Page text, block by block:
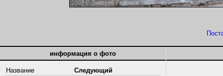
информация о фото
Название
Следующий